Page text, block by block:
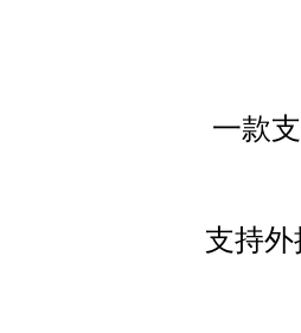
一款
支持